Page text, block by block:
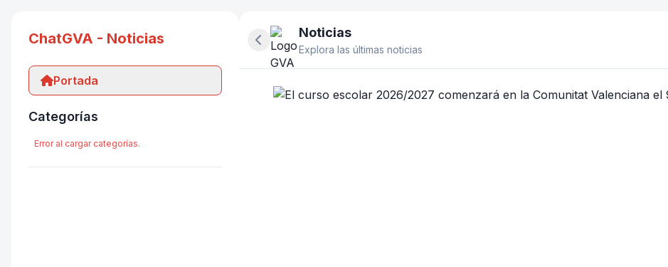
ChatGVA - Noticias
Portada
Categorías
Error al cargar categorías.
Ocultar panel lateral
Noticias
Explora las últimas noticias